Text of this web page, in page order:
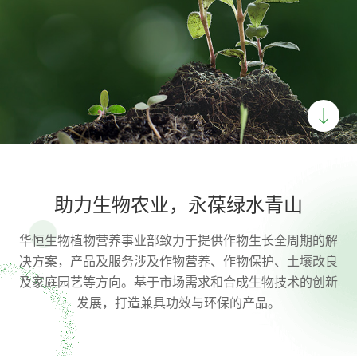
助力生物农业，永葆绿水青山
华恒生物植物营养事业部致力于提供作物生长全周期的解
决方案，产品及服务涉及作物营养、作物保护、土壤改良
及家庭园艺等方向。基于市场需求和合成生物技术的创新
发展，打造兼具功效与环保的产品。